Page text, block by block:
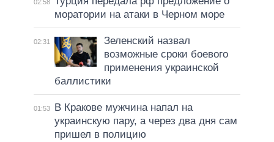
02:58
моратории на атаки в Черном море
02:31
Зеленский назвал
возможные сроки боевого
применения украинской
баллистики
01:53
В Кракове мужчина напал на
украинскую пару, а через два дня сам
пришел в полицию